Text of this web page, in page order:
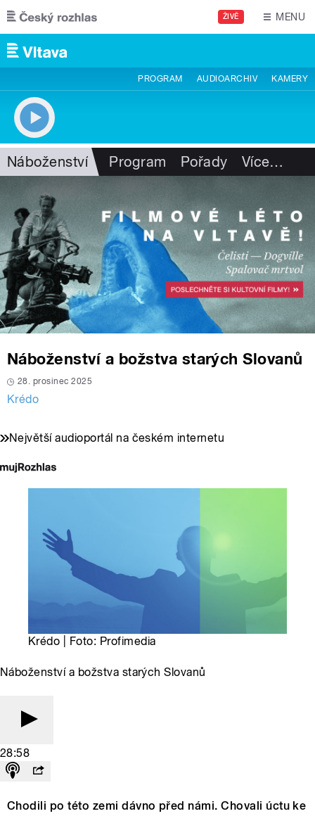
Přejít k hlavnímu obsahu
ŽIVĚ MENU
PROGRAM AUDIOARCHIV KAMERY
Náboženství Program Pořady Více…
Náboženství a božstva starých Slovanů
28. prosinec 2025
Krédo
Největší audioportál na českém internetu
Krédo | Foto: Profimedia
Náboženství a božstva starých Slovanů
28:58
Chodili po této zemi dávno před námi. Chovali úctu ke